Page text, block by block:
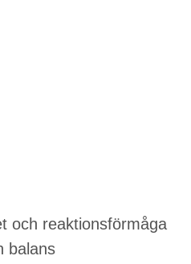
och reaktionsförmåga
balans